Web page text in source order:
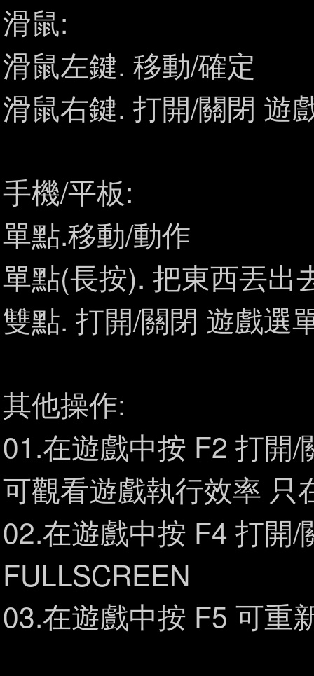
滑鼠:
滑鼠左鍵. 移動/確定
滑鼠右鍵. 打開/關閉 遊
手機/平板:
單點.移動/動作
單點(長按). 把東西丟出
雙點. 打開/關閉 遊戲選
其他操作:
01.在遊戲中按 F2 打開
可觀看遊戲執行效率 只
02.在遊戲中按 F4 打開
FULLSCREEN
03.在遊戲中按 F5 可重